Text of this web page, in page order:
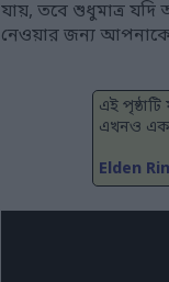
যায়, তবে শুধুমাত্র
নেওয়ার জন্য আপনাকে
এই
এখনও
Elden